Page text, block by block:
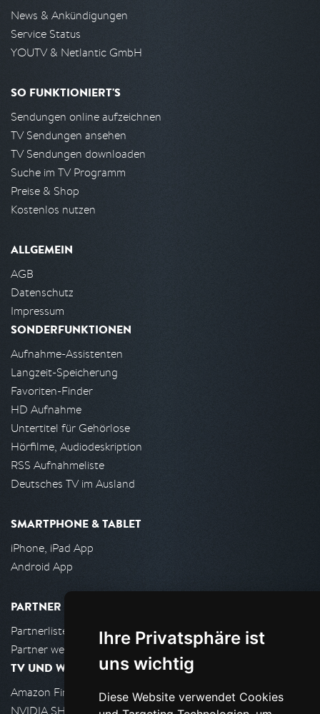
Ihre Privatsphäre ist
uns wichtig
Diese Website verwendet Cookies
News & Ankündigungen
Service Status
YOUTV & Netlantic GmbH
SO FUNKTIONIERT'S
Sendungen online aufzeichnen
TV Sendungen ansehen
TV Sendungen downloaden
Suche im TV Programm
Preise & Shop
Kostenlos nutzen
ALLGEMEIN
AGB
Datenschutz
Impressum
SONDERFUNKTIONEN
Aufnahme-Assistenten
Langzeit-Speicherung
Favoriten-Finder
HD Aufnahme
Untertitel für Gehörlose
Hörfilme, Audiodeskription
RSS Aufnahmeliste
Deutsches TV im Ausland
SMARTPHONE & TABLET
iPhone, iPad App
Android App
PARTNER
Partnerliste
Partner werden
TV UND WOHNZIMMER
Amazon FireTV
NVIDIA SHIELD, Google TV